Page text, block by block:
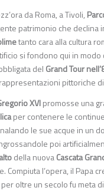
da Roma, a Tivoli,
patrimonio che declina
tanto cara alla cultura
si fondono qui in
del Grand Tour
pittoriche
XVIpromosse una
per contenere le
le sue acque in un
poi
della nuovaCascata
Compiuta l’opera, il Papa
oltre un secolo fu meta